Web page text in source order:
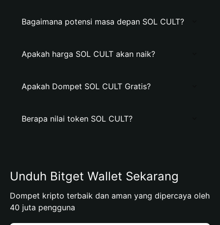
Bagaimana potensi masa depan SOL CULT?
Apakah harga SOL CULT akan naik?
Apakah Dompet SOL CULT Gratis?
Berapa nilai token SOL CULT?
Unduh Bitget Wallet Sekarang
Dompet kripto terbaik dan aman yang dipercaya oleh
40 juta pengguna